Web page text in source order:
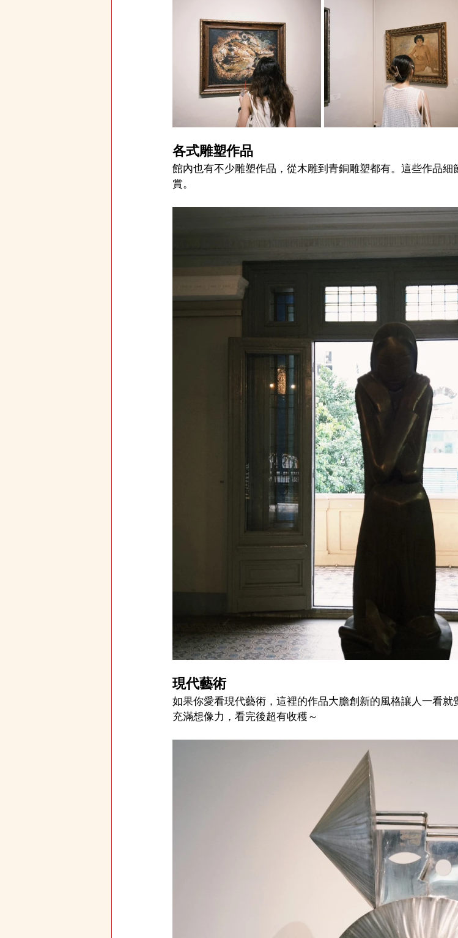
各式雕塑作品
館內也有不少雕塑作品，從木雕到青銅雕塑都有。這些作品
賞。
現代藝術
如果你愛看現代藝術，這裡的作品大膽創新的風格讓人一看
充滿想像力，看完後超有收穫～